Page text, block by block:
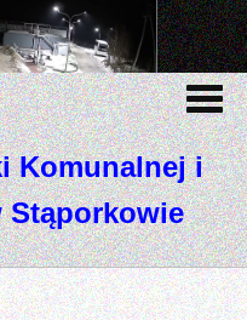
Komunalnej i
Stąporkowie